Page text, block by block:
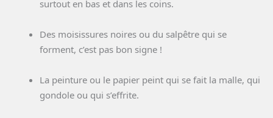
surtout en bas et dans les coins.
Des moisissures noires ou du salpêtre qui se
forment, c’est pas bon signe !
La peinture ou le papier peint qui se fait la malle, qui
gondole ou qui s’effrite.